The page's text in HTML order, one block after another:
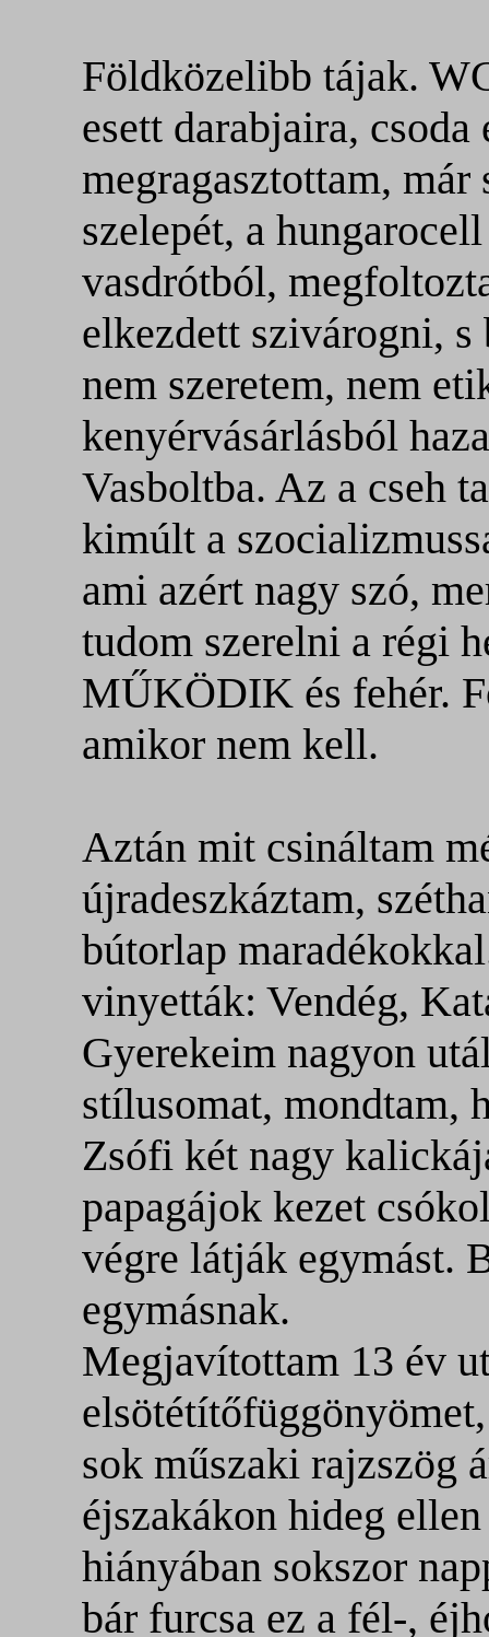
Földközelibb tájak.
esett darabjaira,
megragasztottam, már
szelepét, a
vasdrótból,
elkezdett szivárogni,
nem szeretem, nem
kenyérvásárlásból
Vasboltba. Az a cseh
kimúlt a
ami azért nagy szó,
tudom szerelni a régi
MŰKÖDIK és fehér.
amikor nem kell.
Aztán mit csináltam
újradeszkáztam,
bútorlap
vinyetták: Vendég,
Gyerekeim nagyon
stílusomat, mondtam,
Zsófi két nagy
papagájok kezet
végre látják egymást.
egymásnak.
Megjavítottam 13 év
sok műszaki rajzszög
éjszakákon hideg
hiányában sokszor
bár furcsa ez a fél-,